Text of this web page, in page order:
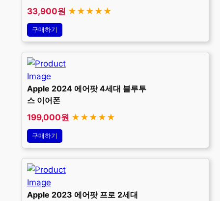
33,900원 ★★★★★
구매하기
Apple 2024 에어팟 4세대 블루투
스 이어폰
199,000원 ★★★★★
구매하기
Apple 2023 에어팟 프로 2세대